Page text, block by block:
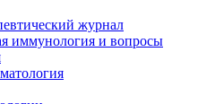
журнал
иммунология и вопросы